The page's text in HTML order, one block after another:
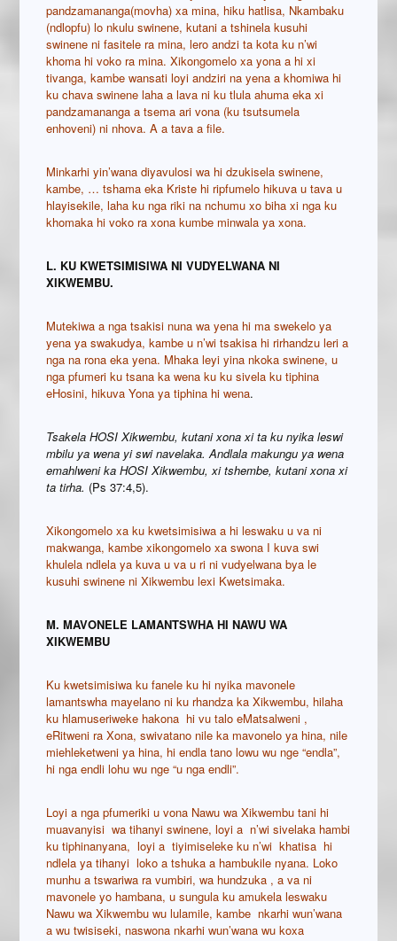
pandzamananga(movha) xa mina, hiku hatlisa, Nkambaku
(ndlopfu) lo nkulu swinene, kutani a tshinela kusuhi
swinene ni fasitele ra mina, lero andzi ta kota ku n’wi
khoma hi voko ra mina. Xikongomelo xa yona a hi xi
tivanga, kambe wansati loyi andziri na yena a khomiwa hi
ku chava swinene laha a lava ni ku tlula ahuma eka xi
pandzamananga a tsema ari vona (ku tsutsumela
enhoveni) ni nhova. A a tava a file.
Minkarhi yin’wana diyavulosi wa hi dzukisela swinene,
kambe, … tshama eka Kriste hi ripfumelo hikuva u tava u
hlayisekile, laha ku nga riki na nchumu xo biha xi nga ku
khomaka hi voko ra xona kumbe minwala ya xona.
L. KU KWETSIMISIWA NI VUDYELWANA NI
XIKWEMBU.
Mutekiwa a nga tsakisi nuna wa yena hi ma swekelo ya
yena ya swakudya, kambe u n’wi tsakisa hi rirhandzu leri a
nga na rona eka yena. Mhaka leyi yina nkoka swinene, u
nga pfumeri ku tsana ka wena ku ku sivela ku tiphina
eHosini, hikuva Yona ya tiphina hi wena.
Tsakela HOSI Xikwembu, kutani xona xi ta ku nyika leswi
mbilu ya wena yi swi navelaka. Andlala makungu ya wena
emahlweni ka HOSI Xikwembu, xi tshembe, kutani xona xi
ta tirha. (Ps 37:4,5).
Xikongomelo xa ku kwetsimisiwa a hi leswaku u va ni
makwanga, kambe xikongomelo xa swona I kuva swi
khulela ndlela ya kuva u va u ri ni vudyelwana bya le
kusuhi swinene ni Xikwembu lexi Kwetsimaka.
M. MAVONELE LAMANTSWHA HI NAWU WA
XIKWEMBU
Ku kwetsimisiwa ku fanele ku hi nyika mavonele
lamantswha mayelano ni ku rhandza ka Xikwembu, hilaha
ku hlamuseriweke hakona hi vu talo eMatsalweni ,
eRitweni ra Xona, swivatano nile ka mavonelo ya hina, nile
miehleketweni ya hina, hi endla tano lowu wu nge “endla”,
hi nga endli lohu wu nge “u nga endli”.
Loyi a nga pfumeriki u vona Nawu wa Xikwembu tani hi
muavanyisi wa tihanyi swinene, loyi a n’wi sivelaka hambi
ku tiphinanyana, loyi a tiyimiseleke ku n’wi khatisa hi
ndlela ya tihanyi loko a tshuka a hambukile nyana. Loko
munhu a tswariwa ra vumbiri, wa hundzuka , a va ni
mavonele yo hambana, u sungula ku amukela leswaku
Nawu wa Xikwembu wu lulamile, kambe nkarhi wun’wana
a wu twisiseki, naswona nkarhi wun’wana wu koxa